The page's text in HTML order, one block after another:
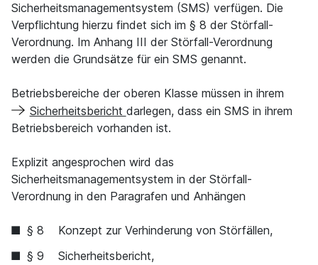
Sicherheitsmanagementsystem (SMS) verfügen. Die
Verpflichtung hierzu findet sich im § 8 der Störfall-
Verordnung. Im Anhang III der Störfall-Verordnung
werden die Grundsätze für ein SMS genannt.
Betriebsbereiche der oberen Klasse müssen in ihrem
Sicherheitsbericht darlegen, dass ein SMS in ihrem
Betriebsbereich vorhanden ist.
Explizit angesprochen wird das
Sicherheitsmanagementsystem in der Störfall-
Verordnung in den Paragrafen und Anhängen
§ 8 Konzept zur Verhinderung von Störfällen,
§ 9 Sicherheitsbericht,